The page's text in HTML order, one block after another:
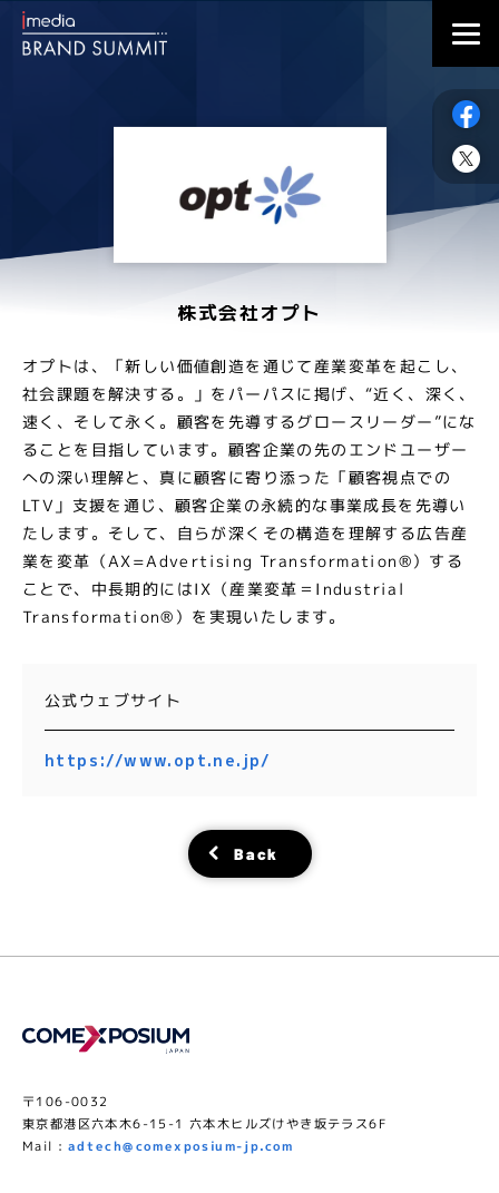
株式会社オプト
オプトは、「新しい価値創造を通じて産業変革を起こし、
社会課題を解決する。」をパーパスに掲げ、“近く、深く、
速く、そして永く。顧客を先導するグロースリーダー”にな
ることを目指しています。顧客企業の先のエンドユーザー
への深い理解と、真に顧客に寄り添った「顧客視点での
LTV」支援を通じ、顧客企業の永続的な事業成長を先導い
たします。そして、自らが深くその構造を理解する広告産
業を変革（AX=Advertising Transformation®）する
ことで、中長期的にはIX（産業変革＝Industrial
Transformation®）を実現いたします。
公式ウェブサイト
https://www.opt.ne.jp/
Back
〒106-0032
東京都港区六本木6-15-1 六本木ヒルズけやき坂テラス6F
Mail : adtech@comexposium-jp.com